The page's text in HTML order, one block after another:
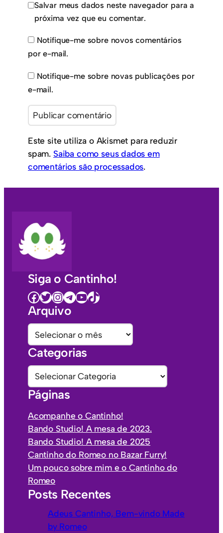
Salvar meus dados neste navegador para a
próxima vez que eu comentar.
Notifique-me sobre novos comentários
por e-mail.
Notifique-me sobre novas publicações por
e-mail.
Este site utiliza o Akismet para reduzir
spam. Saiba como seus dados em
comentários são processados.
Siga o Cantinho!
Facebook Twitter InstagramTelegramYoutube TikTok
Arquivo
A
r
q
u
v
s
Categorias
C
a
t
e
g
o
r
i
a
s
Páginas
Acompanhe o Cantinho!
Bando Studio! A mesa de 2023.
Bando Studio! A mesa de 2025
Cantinho do Romeo no Bazar Furry!
Um pouco sobre mim e o Cantinho do
Romeo
Posts Recentes
Adeus Cantinho, Bem-vindo Made
by Romeo